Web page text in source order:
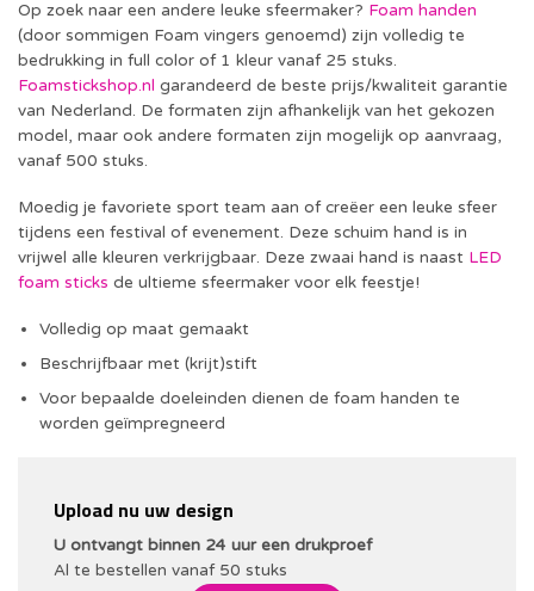
Op zoek naar een andere leuke sfeermaker? Foam handen
(door sommigen Foam vingers genoemd) zijn volledig te
bedrukking in full color of 1 kleur vanaf 25 stuks.
Foamstickshop.nl garandeerd de beste prijs/kwaliteit garantie
van Nederland. De formaten zijn afhankelijk van het gekozen
model, maar ook andere formaten zijn mogelijk op aanvraag,
vanaf 500 stuks.
Moedig je favoriete sport team aan of creëer een leuke sfeer
tijdens een festival of evenement. Deze schuim hand is in
vrijwel alle kleuren verkrijgbaar. Deze zwaai hand is naast LED
foam sticks de ultieme sfeermaker voor elk feestje!
Volledig op maat gemaakt
Beschrijfbaar met (krijt)stift
Voor bepaalde doeleinden dienen de foam handen te
worden geïmpregneerd
Upload nu uw design
U ontvangt binnen 24 uur een drukproef
Al te bestellen vanaf 50 stuks